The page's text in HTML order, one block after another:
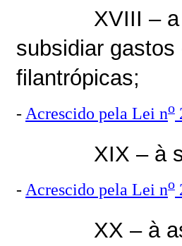
XVIII –
subsidiar
filantrópicas;
- Acrescido pela Lei no
XIX – à
- Acrescido pela Lei no
XX – à